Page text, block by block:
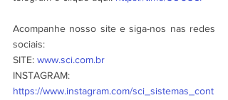
Acompanhe nosso site e siga-nos nas redes
sociais:
SITE: www.sci.com.br
https://www.instagram.com/sci_sistemas_cont